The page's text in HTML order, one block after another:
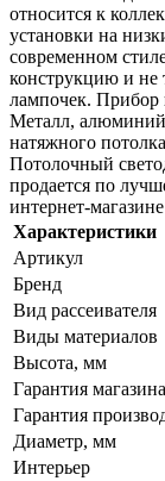
относится к
установки на
современном
конструкцию и не
лампочек. Прибор
Металл, алюминий
натяжного
Потолочный
продается по
интернет-
Характеристики
Артикул
Бренд
Вид рассеивателя
Виды материалов
Высота, мм
Гарантия магазина
Гарантия
Диаметр, мм
Интерьер